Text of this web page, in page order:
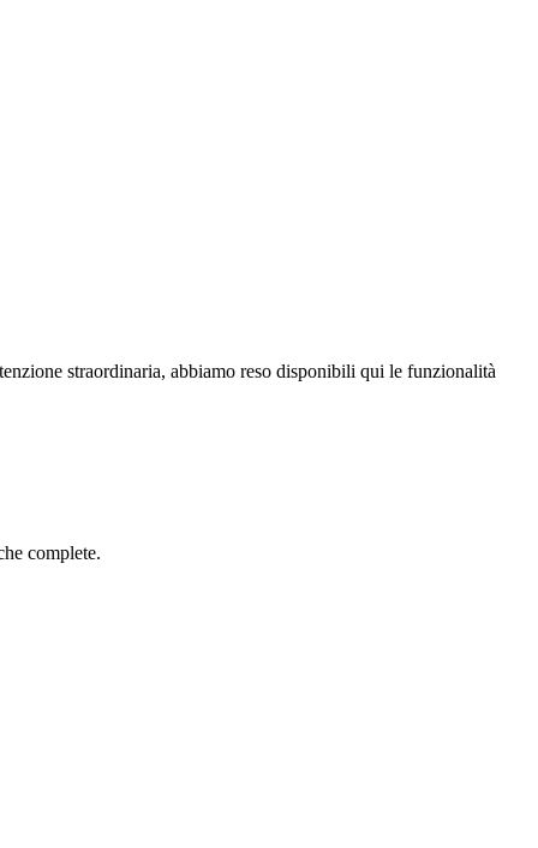
straordinaria, abbiamo reso disponibili qui le funzionalità
complete.